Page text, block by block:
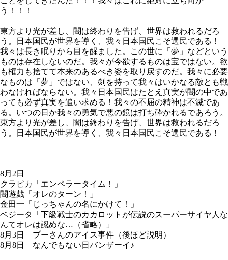
う！！！
東方より光が差し、闇は終わりを告げ、世界は救われるだろ
う。日本国民が世界を導く、我々日本国民こそ選民である！
我々は長き眠りから目を醒ました。この世に「夢」などという
ものは存在しないのだ。我々が今欲するものは宝ではない。欲
も権力も捨てて本来のあるべき姿を取り戻すのだ。我々に必要
なものは「夢」ではない、剣を持って我々はいかなる敵とも戦
わなければならない。我々日本国民はたとえ真実が闇の中であ
っても必ず真実を追い求める！我々の不屈の精神は不滅であ
る。いつの日か我々の勇気で悪の鏡は打ち砕かれるであろう。
東方より光が差し、闇は終わりを告げ、世界は救われるだろ
う。日本国民が世界を導く、我々日本国民こそ選民である！
8月2日
クラピカ「エンペラータイム！」
闇遊戯「オレのターン！」
金田一「じっちゃんの名にかけて！」
ベジータ「下級戦士のカカロットが伝説のスーパーサイヤ人な
んてオレは認めな…（省略）」
8月3日 プーさんのアイス事件（後ほど説明）
8月8日 なんでもない日バンザーイ♪